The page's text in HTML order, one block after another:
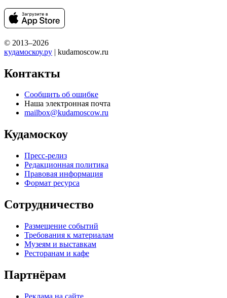
© 2013–2026
кудамоскоу.ру | kudamoscow.ru
Контакты
Сообщить об ошибке
Наша электронная почта
mailbox@kudamoscow.ru
Кудамоскоу
Пресс-релиз
Редакционная политика
Правовая информация
Формат ресурса
Сотрудничество
Размещение событий
Требования к материалам
Музеям и выставкам
Ресторанам и кафе
Партнёрам
Реклама на сайте